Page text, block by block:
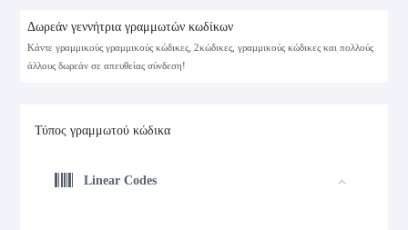
Δωρεάν γεννήτρια γραμμωτών κωδίκων
Κάντε γραμμικούς γραμμικούς κώδικες, 2κώδικες, γραμμικούς κώδικες και πολλούς
άλλους δωρεάν σε απευθείας σύνδεση!
Τύπος γραμμωτού κώδικα
Linear Codes